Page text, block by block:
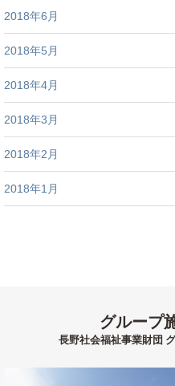
2018年6月
2018年5月
2018年4月
2018年3月
2018年2月
2018年1月
グループ
長野社会福祉事業財団